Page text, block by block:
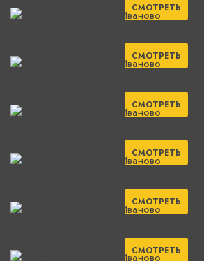
СМОТРЕТЬ
СМОТРЕТЬ
СМОТРЕТЬ
СМОТРЕТЬ
СМОТРЕТЬ
СМОТРЕТЬ